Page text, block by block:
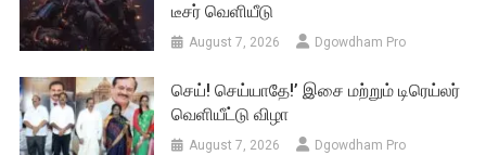
டீசர் வெளியீடு
August 7, 2026 Dgowdham Pro
செய்! செய்யாதே!’ இசை மற்றும் டிரெய்லர்
வெளியீட்டு விழா
August 7, 2026 Dgowdham Pro